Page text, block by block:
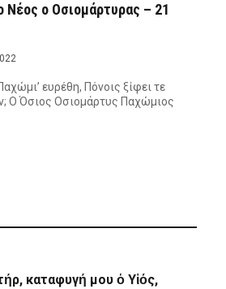
Νέος ο Οσιομάρτυρας – 21
ευρέθη, Πόνοις ξίφει τε
Ο Όσιος Οσιομάρτυς Παχώμιος
καταφυγή μου ὁ Υἱός,